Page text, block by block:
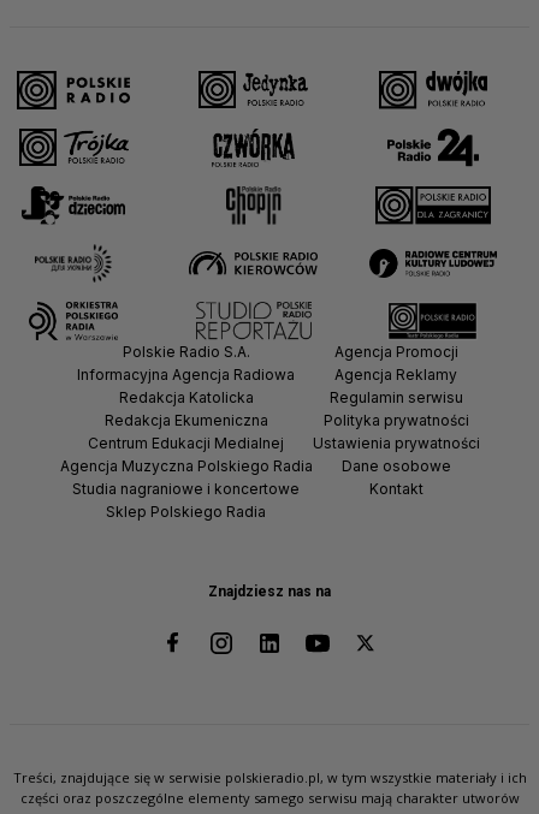
Znajdziesz nas na
Polskie Radio S.A.
Informacyjna Agencja Radiowa
Redakcja Katolicka
Redakcja Ekumeniczna
Centrum Edukacji Medialnej
Agencja Muzyczna Polskiego Radia
Studia nagraniowe i koncertowe
Sklep Polskiego Radia
Agencja Promocji
Agencja Reklamy
Regulamin serwisu
Polityka prywatności
Ustawienia prywatności
Dane osobowe
Kontakt
Treści, znajdujące się w serwisie polskieradio.pl, w tym wszystkie materiały i ich
części oraz poszczególne elementy samego serwisu mają charakter utworów